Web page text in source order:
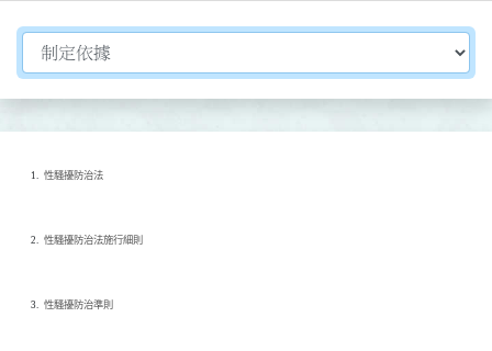
切換選擇法規資訊內容
性騷擾防治法
性騷擾防治法施行細則
性騷擾防治準則